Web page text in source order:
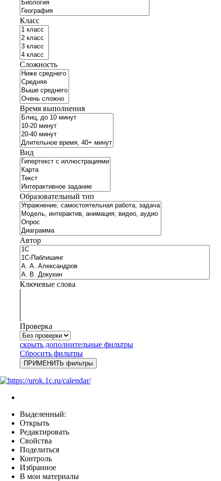
Класс
Сложность
Время выполнения
Вид
Образовательный тип
Автор
Ключевые слова
Проверка
скрыть дополнительные фильтры
Сбросить фильтры
Выделенный:
Открыть
Редактировать
Свойства
Поделиться
Контроль
Избранное
В мои материалы